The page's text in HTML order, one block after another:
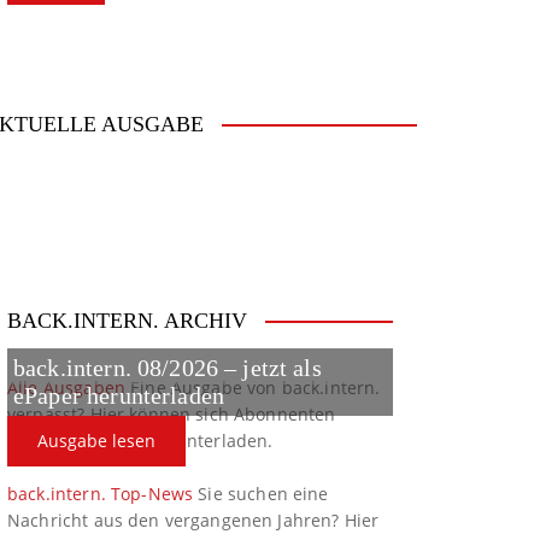
AUSGABE
back.intern. 08/2026 – jetzt als
ePaper herunterladen
Ausgabe lesen
BACK.INTERN. ARCHIV
Alle AusgabenEine Ausgabe von back.intern.
verpasst? Hier können sich Abonnenten
ältere Ausgaben herunterladen.
back.intern. Top-News Sie suchen eine
Nachricht aus den vergangenen Jahren? Hier